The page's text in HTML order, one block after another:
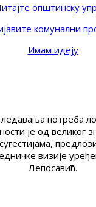
општинску
комунални
Имам идеју
потреба
је од великог
визије
Лепосавић.